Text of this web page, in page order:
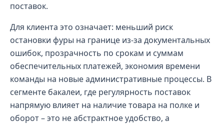
поставок.
Для клиента это означает: меньший риск
остановки фуры на границе из-за документальных
ошибок, прозрачность по срокам и суммам
обеспечительных платежей, экономия времени
команды на новые административные процессы. В
сегменте бакалеи, где регулярность поставок
напрямую влияет на наличие товара на полке и
оборот – это не абстрактное удобство, а